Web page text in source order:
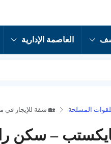
العاصمة الإدارية
المسلحة 🏡 شقة للإيجار في
– سكن